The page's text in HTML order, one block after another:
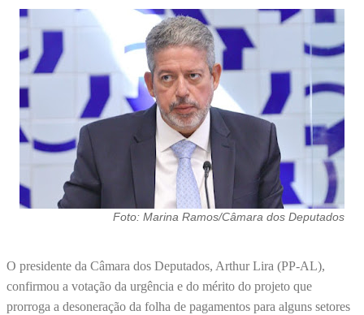
Foto: Marina Ramos/Câmara dos Deputados
O presidente da Câmara dos Deputados, Arthur Lira (PP-AL),
confirmou a votação da urgência e do mérito do projeto que
prorroga a desoneração da folha de pagamentos para alguns setores